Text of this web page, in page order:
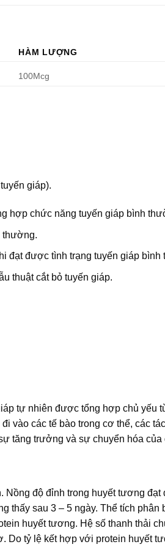
HÀM LƯỢNG
100Mcg
giáp).
hợp chức năng tuyến giáp bình
thường.
đạt được tình trạng tuyến giáp bình
thuật cắt bỏ tuyến giáp.
tự nhiên được tổng hợp chủ yếu
vào các tế bào trong cơ thể, các
tăng trưởng và sự chuyển hóa của
Nồng độ đỉnh trong huyết tương đạt
thấy sau 3 – 5 ngày. Thể tích phân
huyết tương. Hệ số thanh thải
Do tỷ lệ kết hợp với protein huyết